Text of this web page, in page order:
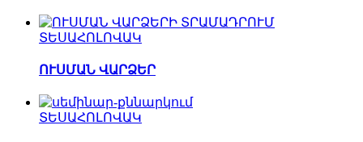
ՏԵՍԱՀՈԼՈՎԱԿ
ՈՒՍՄԱՆ ՎԱՐՁԵՐ
ՏԵՍԱՀՈԼՈՎԱԿ